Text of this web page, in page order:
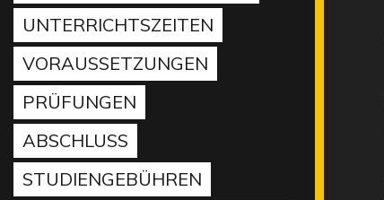
UNTERRICHTSZEITEN
VORAUSSETZUNGEN
PRÜFUNGEN
ABSCHLUSS
STUDIENGEBÜHREN